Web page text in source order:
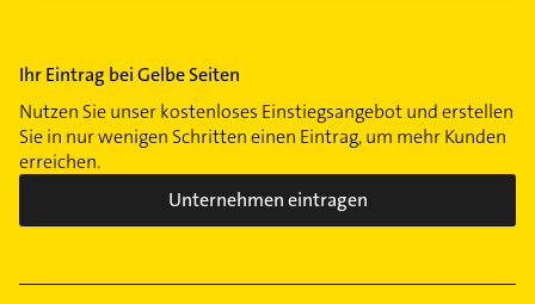
Ihr Eintrag bei Gelbe Seiten
Nutzen Sie unser kostenloses Einstiegsangebot und erstellen
Sie in nur wenigen Schritten einen Eintrag, um mehr Kunden
erreichen.
Unternehmen eintragen